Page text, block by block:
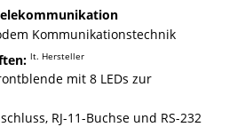
Kommunikationstechnik
lt. Hersteller
mit 8 LEDs zur
RJ-11-Buchse und RS-232